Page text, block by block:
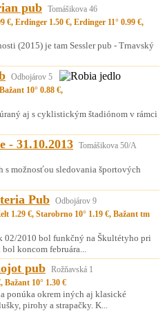
pub Tomášikova 46
€, Erdinger 1.50 €, Erdinger 11° 0.99 €,
(2015) je tam Sessler pub - Trnavský
Odbojárov 5
10° 0.88 €,
aj s cyklistickým štadiónom v rámci
- 31.10.2013 Tomášikova 50/A
s možnosťou sledovania športových
Pub Odbojárov 9
1.29 €, Starobrno 10° 1.19 €, Bažant tm
02/2010 bol funkčný na Škultétyho pri
koncom februára...
pub Rožňavská 1
Bažant 10° 1.30 €
ponúka okrem iných aj klasické
pirohy a strapačky. K...